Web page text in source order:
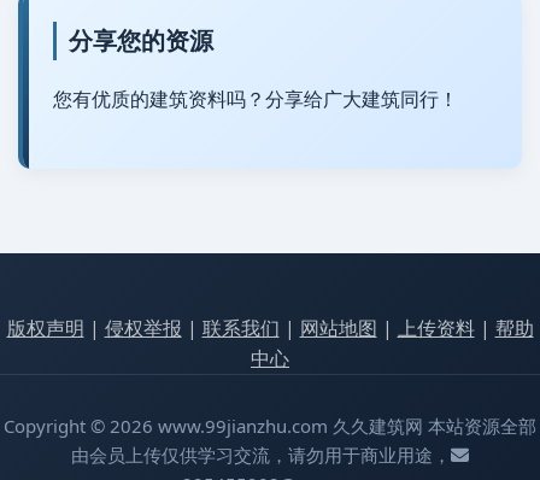
分享您的资源
您有优质的建筑资料吗？分享给广大建筑同行！
版权声明 | 侵权举报 | 联系我们 | 网站地图 | 上传资料| 帮助
中心
Copyright © 2026 www.99jianzhu.com 久久建筑网 本站资源全部
由会员上传仅供学习交流，请勿用于商业用途，